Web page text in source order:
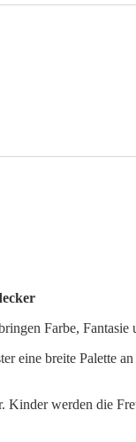
Farbe,
eine breite Palette
werden die